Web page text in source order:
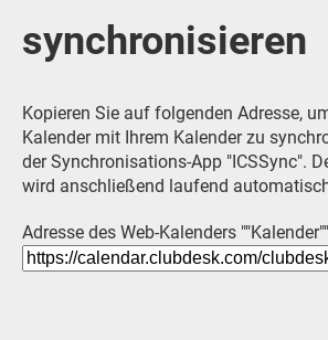
synchronisieren
Kopieren Sie auf folgenden Adresse,
Kalender mit Ihrem Kalender zu
der Synchronisations-App "ICSSync".
wird anschließend laufend
Adresse des Web-Kalenders